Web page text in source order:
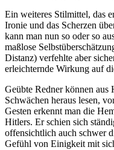
Ein weiteres Stilmittel, das
Ironie und das Scherzen
kann man nun so oder so
maßlose
Distanz) verfehlte aber
erleichternde Wirkung auf
Geübte Redner können aus
Schwächen heraus lesen,
Gesten erkennt man die
Hitlers. Er schien sich
offensichtlich auch schwer
Gefühl von Einigkeit mit